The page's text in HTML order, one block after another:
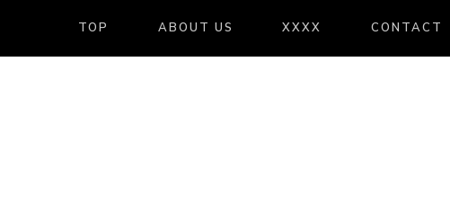
TOP ABOUT US XXXX CONTACT